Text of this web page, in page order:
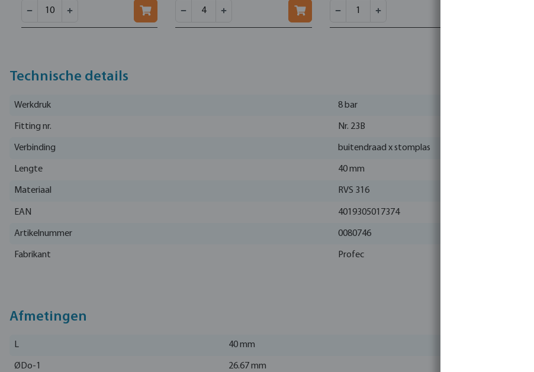
Technische details
Werkdruk 8 bar
Fitting nr. Nr. 23B
Verbinding buitendraad x stomplas
Lengte 40 mm
Materiaal RVS 316
EAN 4019305017374
Artikelnummer 0080746
Fabrikant Profec
Afmetingen
L 40 mm
ØDo-1 26.67 mm